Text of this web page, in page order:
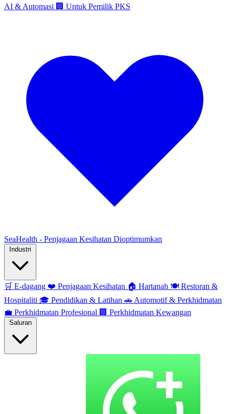
AI & Automasi 🏢 Untuk Pemilik PKS
SeaHealth - Penjagaan Kesihatan Dioptimumkan
🛒 E-dagang ❤️ Penjagaan Kesihatan 🏠 Hartanah 🍽️ Restoran &
Hospitaliti 🎓 Pendidikan & Latihan 🚗 Automotif & Perkhidmatan
💼 Perkhidmatan Profesional 🏢 Perkhidmatan Kewangan